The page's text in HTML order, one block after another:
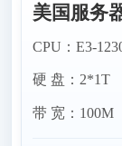
美国服务
CPU：E3-
硬 盘：2*1T
带 宽：100M